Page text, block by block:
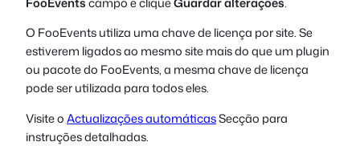
O FooEvents utiliza uma chave de licença por site. Se
estiverem ligados ao mesmo site mais do que um plugin
ou pacote do FooEvents, a mesma chave de licença
pode ser utilizada para todos eles.
Visite oActualizações automáticasSecção para
instruções detalhadas.